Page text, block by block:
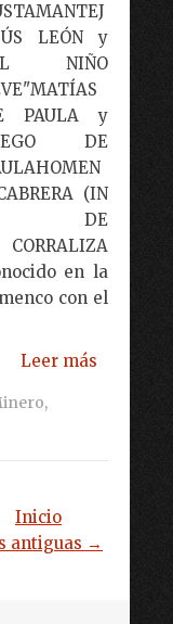
LEÓN y
NIÑO
PAULA y
DE
(IN
DE
en la
con el
Leer más
,
antiguas →
Inicio